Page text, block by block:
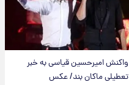
واکنش امیرحسین قیاسی به خبر
تعطیلی ماکان بند/ عکس